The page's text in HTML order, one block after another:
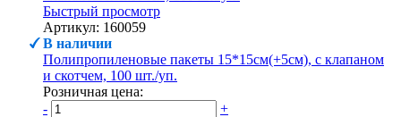
Быстрый просмотр
Артикул: 160059
В наличии
Полипропиленовые пакеты 15*15см(+5см), с клапаном
и скотчем, 100 шт./уп.
Розничная цена:
-
+